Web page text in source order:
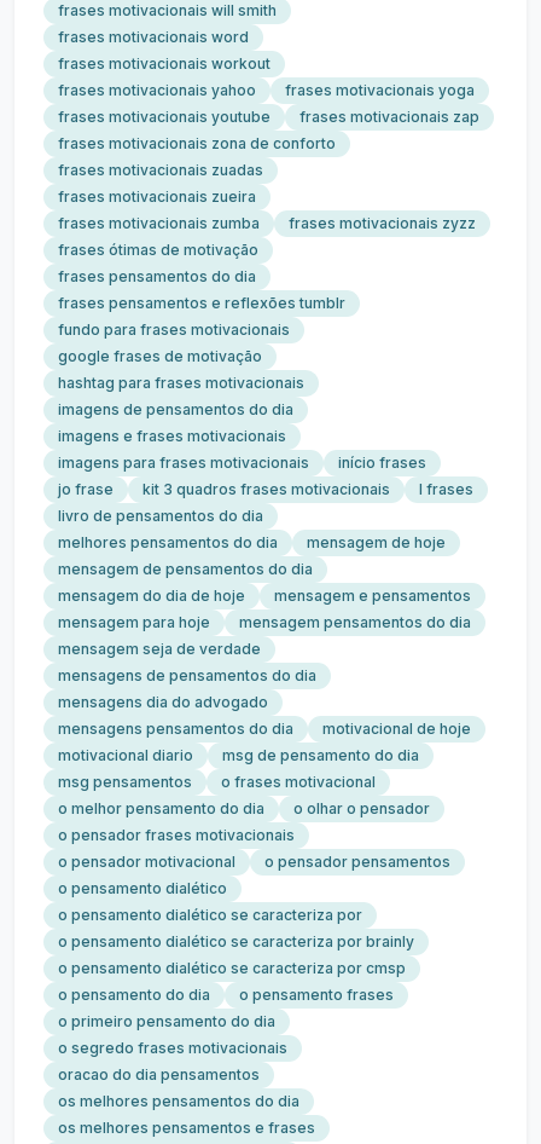
frases motivacionais will smith
frases motivacionais word
frases motivacionais workout
frases motivacionais yahoo
frases motivacionais yoga
frases motivacionais youtube
frases motivacionais zap
frases motivacionais zona de conforto
frases motivacionais zuadas
frases motivacionais zueira
frases motivacionais zumba
frases motivacionais zyzz
frases ótimas de motivação
frases pensamentos do dia
frases pensamentos e reflexões tumblr
fundo para frases motivacionais
google frases de motivação
hashtag para frases motivacionais
imagens de pensamentos do dia
imagens e frases motivacionais
imagens para frases motivacionais
início frases
jo frase
kit 3 quadros frases motivacionais
l frases
livro de pensamentos do dia
melhores pensamentos do dia
mensagem de hoje
mensagem de pensamentos do dia
mensagem do dia de hoje
mensagem e pensamentos
mensagem para hoje
mensagem pensamentos do dia
mensagem seja de verdade
mensagens de pensamentos do dia
mensagens dia do advogado
mensagens pensamentos do dia
motivacional de hoje
motivacional diario
msg de pensamento do dia
msg pensamentos
o frases motivacional
o melhor pensamento do dia
o olhar o pensador
o pensador frases motivacionais
o pensador motivacional
o pensador pensamentos
o pensamento dialético
o pensamento dialético se caracteriza por
o pensamento dialético se caracteriza por brainly
o pensamento dialético se caracteriza por cmsp
o pensamento do dia
o pensamento frases
o primeiro pensamento do dia
o segredo frases motivacionais
oracao do dia pensamentos
os melhores pensamentos do dia
os melhores pensamentos e frases